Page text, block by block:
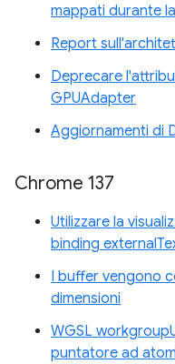
mappati durante
Report
Deprecare
GPUAdapter
Aggiornamenti di
Chrome 137
Utilizzare la
binding
I buffer vengono
dimensioni
WGSL
puntatore ad